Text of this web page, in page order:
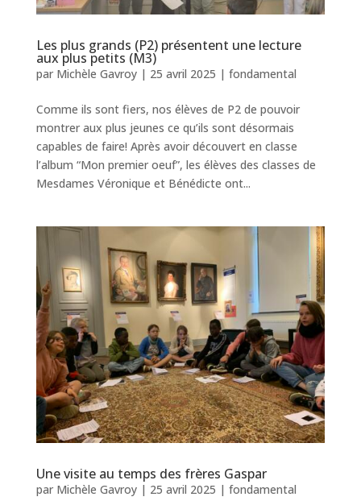
Les plus grands (P2) présentent une lecture
aux plus petits (M3)
par Michèle Gavroy| 25 avril 2025 | fondamental
Comme ils sont fiers, nos élèves de P2 de pouvoir
montrer aux plus jeunes ce qu’ils sont désormais
capables de faire! Après avoir découvert en classe
l’album “Mon premier oeuf”, les élèves des classes de
Mesdames Véronique et Bénédicte ont...
Une visite au temps des frères Gaspar
par Michèle Gavroy| 25 avril 2025 | fondamental